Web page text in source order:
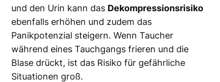
und den Urin kann das Dekompressionsrisiko
ebenfalls erhöhen und zudem das
Panikpotenzial steigern. Wenn Taucher
während eines Tauchgangs frieren und die
Blase drückt, ist das Risiko für gefährliche
Situationen groß.